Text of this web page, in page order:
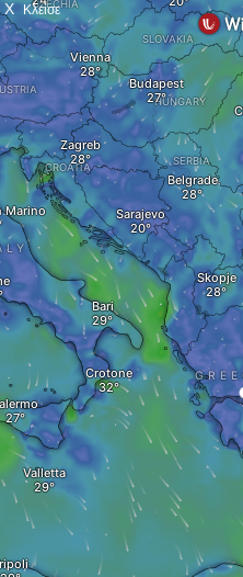
X Κλείσε